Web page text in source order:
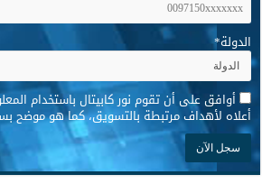
الدولة*
* أوافق على أن تقوم نور كابيتال باستخدام
أعلاه لأهداف مرتبطة بالتسويق، كما هو موضح